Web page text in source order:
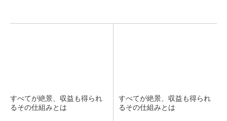
すべてが絶景、収益も得られ
るその仕組みとは
すべてが絶景、収益も得られ
るその仕組みとは